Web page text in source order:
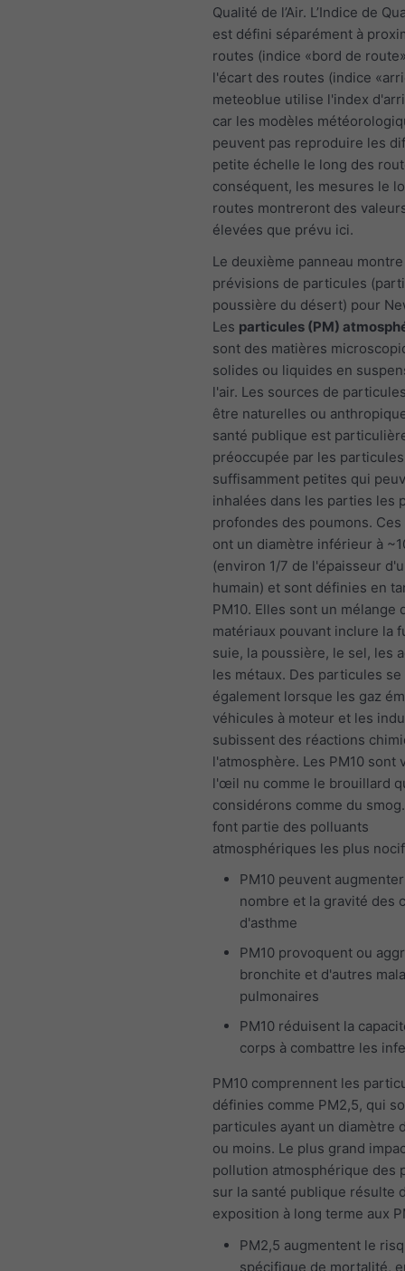
Qualité de l’Air. L’Indice de
est défini séparément à
routes (indice «bord de
l'écart des routes (indice
meteoblue utilise l'index
car les modèles
peuvent pas reproduire les
petite échelle le long des
conséquent, les mesures le
routes montreront des
élevées que prévu ici.
Le deuxième panneau
prévisions de particules
poussière du désert) pour
Les particules (PM)
sont des matières
solides ou liquides en
l'air. Les sources de
être naturelles ou
santé publique est
préoccupée par les particules
suffisamment petites qui
inhalées dans les parties les
profondes des poumons.
ont un diamètre inférieur à
(environ 1/7 de l'épaisseur
humain) et sont définies en
PM10. Elles sont un mélange
matériaux pouvant inclure la
suie, la poussière, le sel, les
les métaux. Des particules
également lorsque les gaz
véhicules à moteur et les
subissent des réactions
l'atmosphère. Les PM10 sont
l'œil nu comme le brouillard
considérons comme du
font partie des polluants
atmosphériques les plus
PM10 peuvent
nombre et la gravité des
d'asthme
PM10 provoquent ou
bronchite et d'autres
pulmonaires
PM10 réduisent la
corps à combattre les
PM10 comprennent les
définies comme PM2,5, qui
particules ayant un diamètre
ou moins. Le plus grand
pollution atmosphérique des
sur la santé publique résulte
exposition à long terme aux
PM2,5 augmentent le
spécifique de mortalité,